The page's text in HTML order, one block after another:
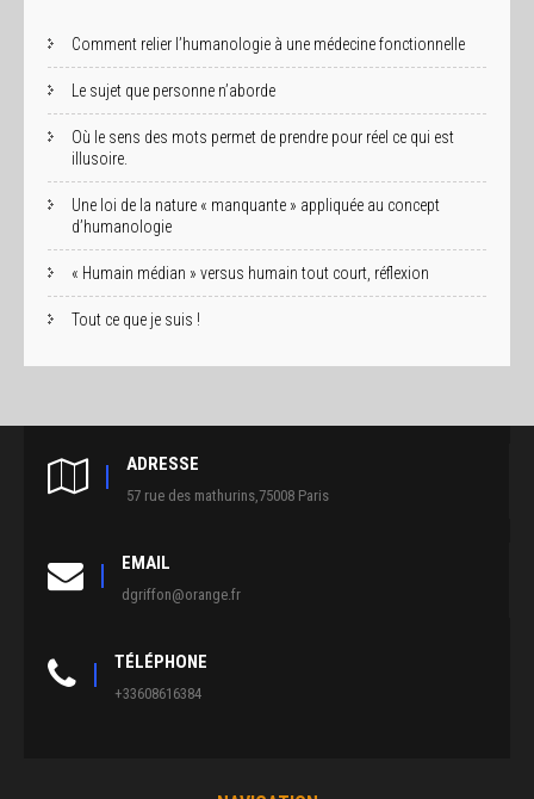
Comment relier l’humanologie à une médecine fonctionnelle
Le sujet que personne n’aborde
Où le sens des mots permet de prendre pour réel ce qui est
illusoire.
Une loi de la nature « manquante » appliquée au concept
d’humanologie
« Humain médian » versus humain tout court, réflexion
Tout ce que je suis !
ADRESSE
57 rue des mathurins,75008 Paris
EMAIL
dgriffon@orange.fr
TÉLÉPHONE
+33608616384